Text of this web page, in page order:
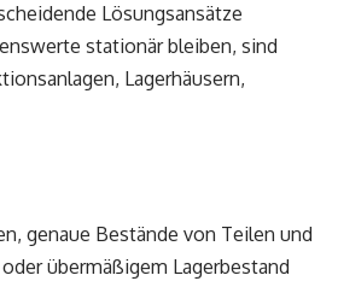
Lösungsansätze
stationär bleiben, sind
Lagerhäusern,
genaue Bestände von Teilen und
übermäßigem Lagerbestand